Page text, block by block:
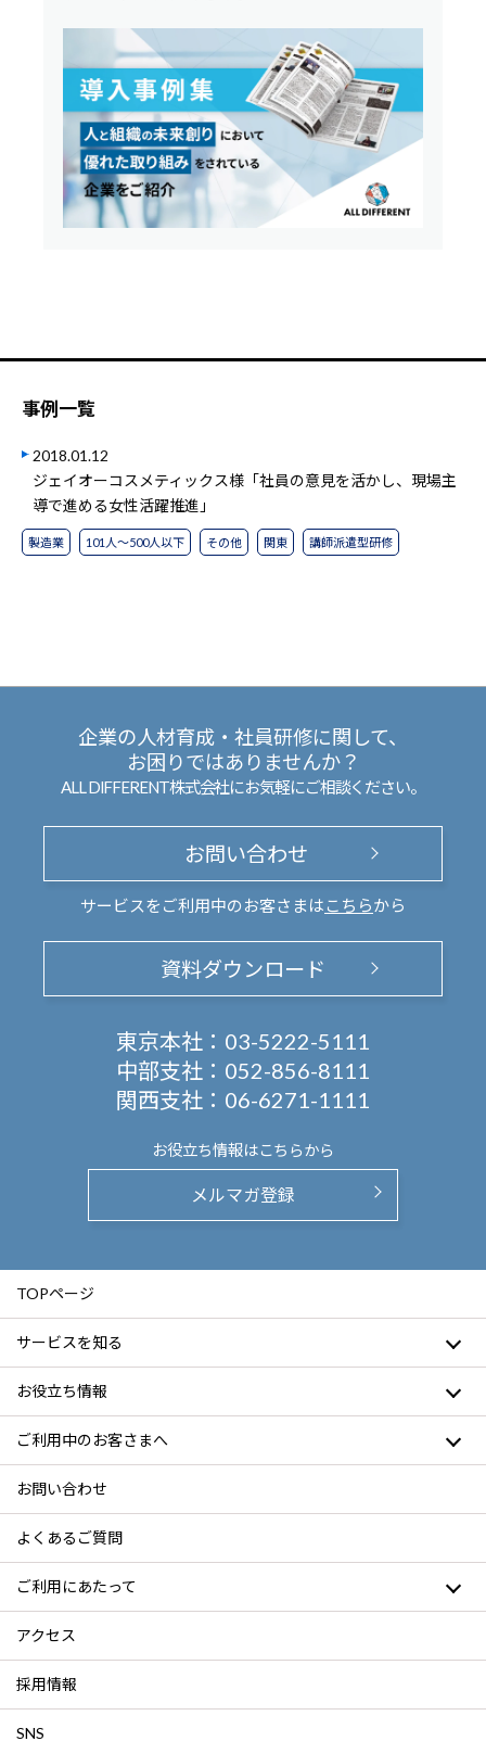
事例一覧
2018.01.12
ジェイオーコスメティックス様「社員の意見を活かし、現場主
導で進める女性活躍推進」
製造業 101人～500人以下 その他 関東 講師派遣型研修
企業の人材育成・社員研修に関して、
お困りではありませんか？
ALL DIFFERENT株式会社にお気軽にご相談ください。
お問い合わせ
サービスをご利用中のお客さまは こちらから
資料ダウンロード
東京本社： 03-5222-5111
中部支社： 052-856-8111
関西支社： 06-6271-1111
お役立ち情報はこちらから
メルマガ登録
TOPページ
サービスを知る
お役立ち情報
ご利用中のお客さまへ
お問い合わせ
よくあるご質問
ご利用にあたって
アクセス
採用情報
SNS